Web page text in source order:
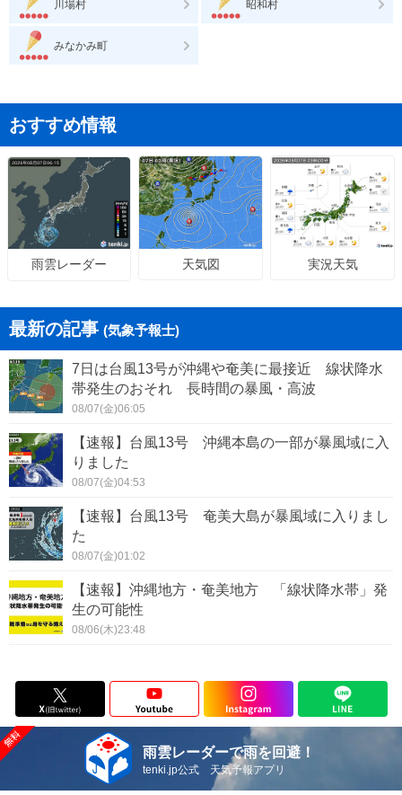
川場村 昭和村
みなかみ町
おすすめ情報
雨雲レーダー 天気図 実況天気
最新の記事 (気象予報士)
7日は台風13号が沖縄や奄美に最接近 線状降水
帯発生のおそれ 長時間の暴風・高波
08/07(金)06:05
【速報】台風13号 沖縄本島の一部が暴風域に入
りました
08/07(金)04:53
【速報】台風13号 奄美大島が暴風域に入りまし
た
08/07(金)01:02
【速報】沖縄地方・奄美地方 「線状降水帯」発
生の可能性
08/06(木)23:48
雨雲レーダーで雨を回避！
tenki.jp公式 天気予報アプリ